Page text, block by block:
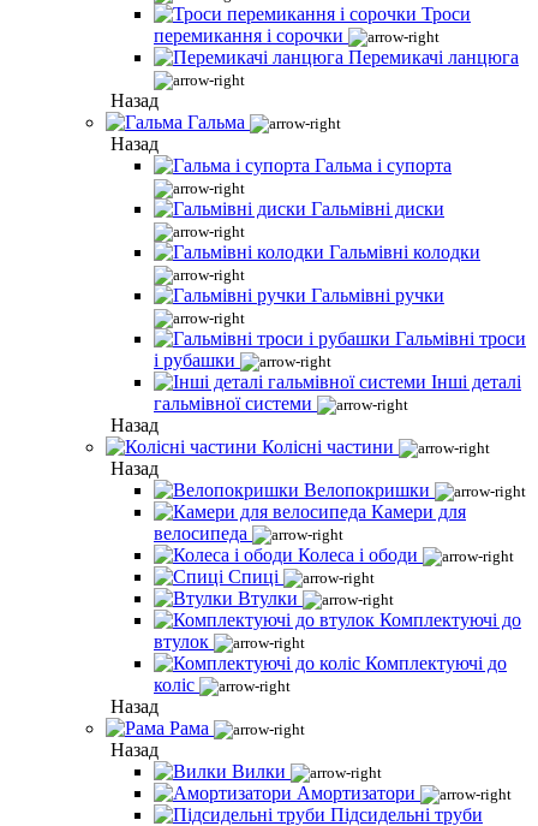
Троси
перемикання і сорочки
Перемикачі ланцюга
Назад
Гальма
Назад
Гальма і супорта
Гальмівні диски
Гальмівні колодки
Гальмівні ручки
Гальмівні троси
і рубашки
Інші деталі
гальмівної системи
Назад
Колісні частини
Назад
Велопокришки
Камери для
велосипеда
Колеса і ободи
Спиці
Втулки
Комплектуючі до
втулок
Комплектуючі до
коліс
Назад
Рама
Назад
Вилки
Амортизатори
Підсидельні труби